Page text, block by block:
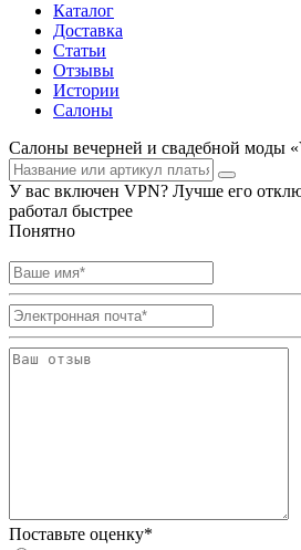
Каталог
Доставка
Статьи
Отзывы
Истории
Салоны
Салоны вечерней и свадебной моды
У вас включен VPN? Лучше его
работал быстрее
Понятно
Поставьте оценку*